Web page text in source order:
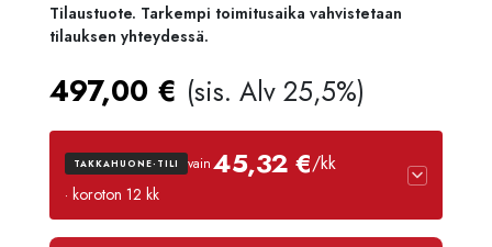
Tilaustuote. Tarkempi toimitusaika vahvistetaan
tilauksen yhteydessä.
497,00 € (sis. Alv 25,5%)
TAKKAHUONE-TILI vain45,32 €/kk
· koroton 12 kk